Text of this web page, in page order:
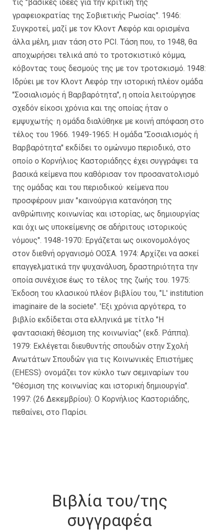
τις "βασικές ιδέες για την κριτική της
γραφειοκρατίας της Σοβιετικής Ρωσίας". 1946:
Συγκροτεί, μαζί με τον Κλοντ Λεφόρ και ορισμένα
άλλα μέλη, μιαν τάση στο PCI. Τάση που, το 1948, θα
αποχωρήσει τελικά από το τροτσκιστικό κόμμα,
κόβοντας τους δεσμούς της με τον τροτσκισμό. 1948:
Ιδρύει με τον Κλοντ Λεφόρ την ιστορική πλέον ομάδα
"Σοσιαλισμός ή Βαρβαρότητα", η οποία λειτούργησε
σχεδόν είκοσι χρόνια και της οποίας ήταν ο
εμψυχωτής· η ομάδα διαλύθηκε με κοινή απόφαση στο
τέλος του 1966. 1949-1965: Η ομάδα "Σοσιαλισμός ή
Βαρβαρότητα" εκδίδει το ομώνυμο περιοδικό, στο
οποίο ο Κορνήλιος Καστοριάδηςς έχει συγγράψει τα
βασικά κείμενα που καθόρισαν τον προσανατολισμό
της ομάδας και του περιοδικού· κείμενα που
προσφέρουν μιαν "καινούργια κατανόηση της
ανθρώπινης κοινωνίας και ιστορίας, ως δημιουργίας
και όχι ως υποκείμενης σε αδήριτους ιστορικούς
νόμους". 1948-1970: Εργάζεται ως οικονομολόγος
στον διεθνή οργανισμό ΟΟΣΑ. 1974: Αρχίζει να ασκεί
επαγγελματικά την ψυχανάλυση, δραστηριότητα την
οποία συνέχισε έως το τέλος της ζωής του. 1975:
Έκδοση του κλασικού πλέον βιβλίου του, "L' institution
imaginaire de la societe". 'Εξι χρόνια αργότερα, το
βιβλίο εκδίδεται στα ελληνικά με τίτλο "Η
φαντασιακή θέσμιση της κοινωνίας" (εκδ. Ράππα).
1979: Εκλέγεται διευθυντής σπουδών στην Σχολή
Ανωτάτων Σπουδών για τις Κοινωνικές Επιστήμες
(EHESS)· ονομάζει τον κύκλο των σεμιναρίων του
"Θέσμιση της κοινωνίας και ιστορική δημιουργία".
1997: (26 Δεκεμβρίου): Ο Κορνήλιος Καστοριάδης,
πεθαίνει, στο Παρίσι.
Βιβλία του/της
συγγραφέα